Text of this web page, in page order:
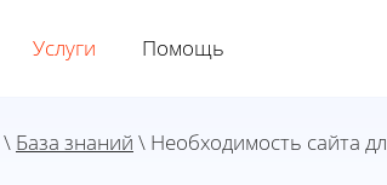
Услуги Помощь
\ База знаний \ Необходимость сайта